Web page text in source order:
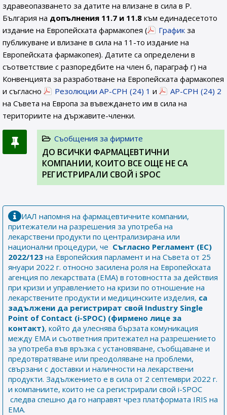
здравеопазването за датите на влизане в сила в Р.
България на допълнения 11.7 и 11.8 към единадесетото
издание на Европейската фармакопея (
График за
публикуване и влизане в сила на 11-то издание на
Европейската фармакопея). Датите са определени в
съответствие с разпоредбите на член 6, параграф г) на
Конвенцията за разработване на Европейската фармакопея
и съгласно
Резолюции AP-CPH (24) 1 и
AP-CPH (24) 2
на Съвета на Европа за въвеждането им в сила на
териториите на държавите-членки.
Съобщения за фирмите
ДО ВСИЧКИ ФАРМАЦЕВТИЧНИ
КОМПАНИИ, КОИТО ВСЕ ОЩЕ НЕ СА
РЕГИСТРИРАЛИ СВОЙ i SPOC
ИАЛ напомня на фармацевтичните компании,
притежатели на разрешения за употреба на
лекарствени продукти по централизирана или
национални процедури, че Съгласно Регламент (ЕС)
2022/123 на Европейския парламент и на Съвета от 25
януари 2022 г. относно засилена роля на Европейската
агенция по лекарствата (ЕМА) в готовността за действия
при кризи и управлението на кризи по отношение на
лекарствените продукти и медицинските изделия, са
задължени да регистрират свой Industry Single
Point of Contact (i-SPOC) (фирмено лице за
контакт), който да улеснява бързата комуникация
между ЕМА и съответния притежател на разрешението
за употреба във връзка с установяване, съобщаване и
предотвратяване или преодоляване на проблеми,
свързани с доставки и наличности на лекарствени
продукти. Задължението е в сила от 2 септември 2022 г.
и компаниите, които не са регистрирали свой i-SPOC
следва спешно да го направят чрез платформата IRIS на
EMA.